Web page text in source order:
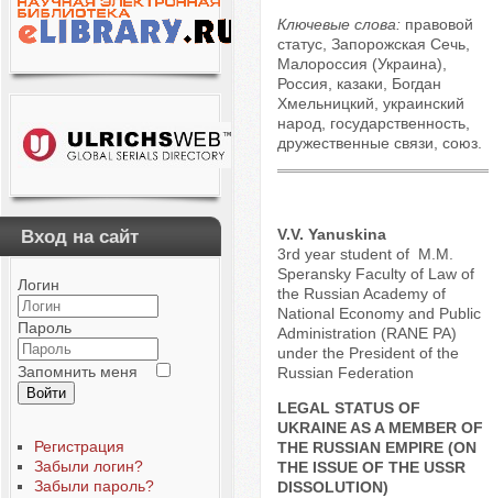
Вход на сайт
Логин
Пароль
Запомнить меня
Войти
Регистрация
Забыли логин?
Забыли пароль?
Ключевые слова:правовой
статус, Запорожская Сечь,
Малороссия (Украина),
Россия, казаки, Богдан
Хмельницкий, украинский
народ, государственность,
дружественные связи, союз.
V.V. Yanuskina
3rd year student of M.M.
Speransky Faculty of Law of
the Russian Academy of
National Economy and Public
Administration (RANE PA)
under the President of the
Russian Federation
LEGAL STATUS OF
UKRAINE AS A MEMBER OF
THE RUSSIAN EMPIRE (ON
THE ISSUE OF THE USSR
DISSOLUTION)